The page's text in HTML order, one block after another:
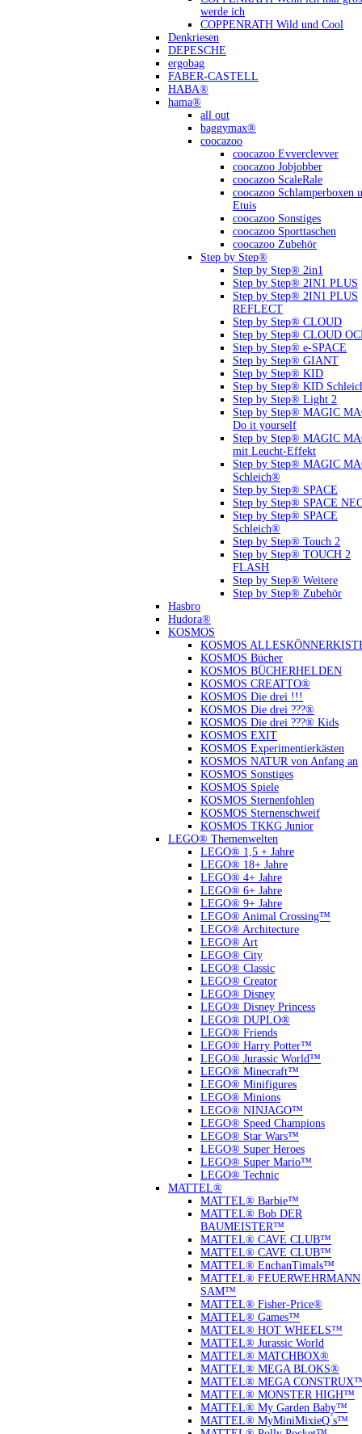
werde ich
COPPENRATH Wild und Cool
Denkriesen
DEPESCHE
ergobag
FABER-CASTELL
HABA®
hama®
all out
baggymax®
coocazoo
coocazoo Evverclevver
coocazoo Jobjobber
coocazoo ScaleRale
coocazoo Schlamperboxen
Etuis
coocazoo Sonstiges
coocazoo Sporttaschen
coocazoo Zubehör
Step by Step®
Step by Step® 2in1
Step by Step® 2IN1 PLUS
Step by Step® 2IN1 PLUS
REFLECT
Step by Step® CLOUD
Step by Step® CLOUD
Step by Step® e-SPACE
Step by Step® GIANT
Step by Step® KID
Step by Step® KID
Step by Step® Light 2
Step by Step® MAGIC
Do it yourself
Step by Step® MAGIC
mit Leucht-Effekt
Step by Step® MAGIC
Schleich®
Step by Step® SPACE
Step by Step® SPACE
Step by Step® SPACE
Schleich®
Step by Step® Touch 2
Step by Step® TOUCH 2
FLASH
Step by Step® Weitere
Step by Step® Zubehör
Hasbro
Hudora®
KOSMOS
KOSMOS
KOSMOS Bücher
KOSMOS BÜCHERHELDEN
KOSMOS CREATTO®
KOSMOS Die drei !!!
KOSMOS Die drei ???®
KOSMOS Die drei ???® Kids
KOSMOS EXIT
KOSMOS Experimentierkästen
KOSMOS NATUR von Anfang an
KOSMOS Sonstiges
KOSMOS Spiele
KOSMOS Sternenfohlen
KOSMOS Sternenschweif
KOSMOS TKKG Junior
LEGO® Themenwelten
LEGO® 1,5 + Jahre
LEGO® 18+ Jahre
LEGO® 4+ Jahre
LEGO® 6+ Jahre
LEGO® 9+ Jahre
LEGO® Animal Crossing™
LEGO® Architecture
LEGO® Art
LEGO® City
LEGO® Classic
LEGO® Creator
LEGO® Disney
LEGO® Disney Princess
LEGO® DUPLO®
LEGO® Friends
LEGO® Harry Potter™
LEGO® Jurassic World™
LEGO® Minecraft™
LEGO® Minifigures
LEGO® Minions
LEGO® NINJAGO™
LEGO® Speed Champions
LEGO® Star Wars™
LEGO® Super Heroes
LEGO® Super Mario™
LEGO® Technic
MATTEL®
MATTEL® Barbie™
MATTEL® Bob DER
BAUMEISTER™
MATTEL® CAVE CLUB™
MATTEL® CAVE CLUB™
MATTEL® EnchanTimals™
MATTEL® FEUERWEHRMANN
SAM™
MATTEL® Fisher-Price®
MATTEL® Games™
MATTEL® HOT WHEELS™
MATTEL® Jurassic World
MATTEL® MATCHBOX®
MATTEL® MEGA BLOKS®
MATTEL® MEGA
MATTEL® MONSTER HIGH™
MATTEL® My Garden Baby™
MATTEL® MyMiniMixieQ ́s™